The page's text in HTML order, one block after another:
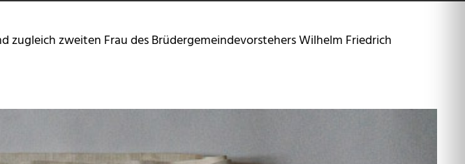
zugleich zweiten Frau des Brüdergemeindevorstehers Wilhelm Friedrich